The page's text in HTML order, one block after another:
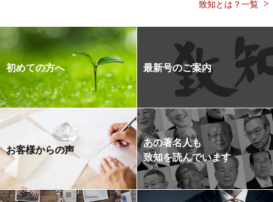
致知とは？一覧
初めての方へ 最新号のご案内
お客様からの声
あの著名人も
致知を読んでいます